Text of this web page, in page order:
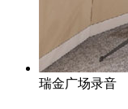
瑞金广场录音